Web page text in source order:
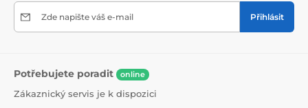
Zde napište váš e-mail Přihlásit
Potřebujete poradit online
Zákaznický servis je k dispozici